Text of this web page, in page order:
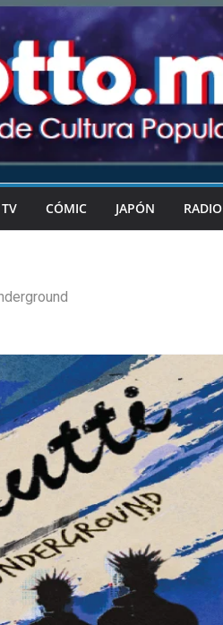
TV CÓMIC JAPÓN RADIO